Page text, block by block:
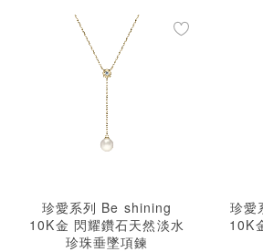
珍愛系列 Be shining
10K金 閃耀鑽石天然淡水
珍珠垂墜項鍊
珍愛
10K